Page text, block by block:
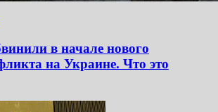
в начале нового
на Украине. Что это